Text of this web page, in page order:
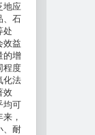
地应
、石
处
效益
的增
程度
化法
效
均可
，
、耐